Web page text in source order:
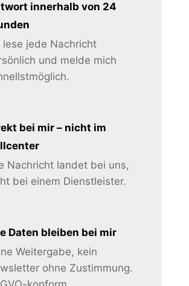
innerhalb von 24
lese jede Nachricht
und melde mich
bei mir – nicht im
Nachricht landet bei uns,
bei einem Dienstleister.
Daten bleiben bei mir
Weitergabe, kein
ohne Zustimmung.